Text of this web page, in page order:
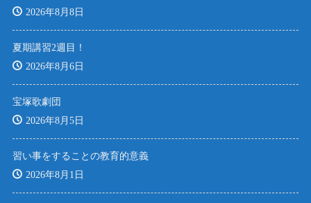
2026年8月8日
夏期講習2週目！
2026年8月6日
宝塚歌劇団
2026年8月5日
習い事をすることの教育的意義
2026年8月1日